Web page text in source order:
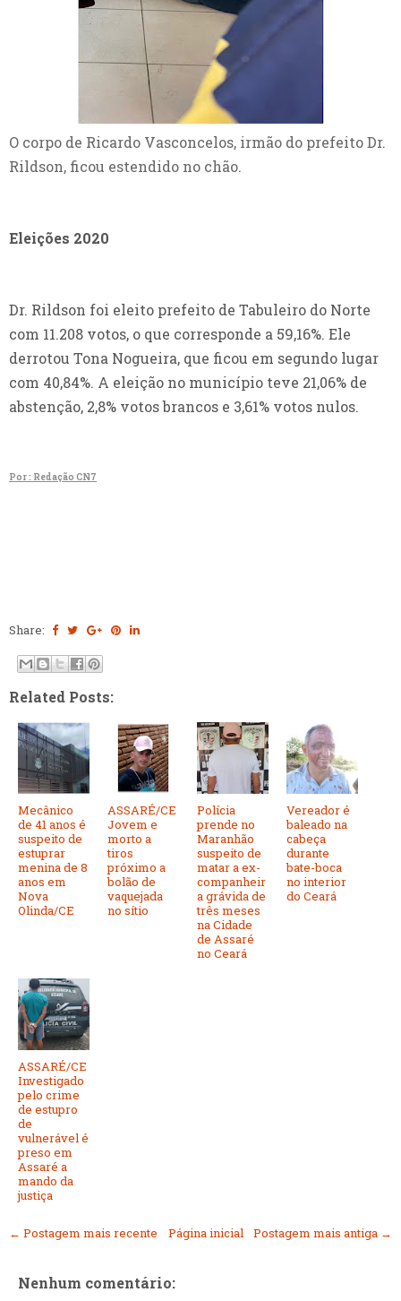
O corpo de Ricardo Vasconcelos, irmão do prefeito Dr.
Rildson, ficou estendido no chão.
Eleições 2020
Dr. Rildson foi eleito prefeito de Tabuleiro do Norte
com 11.208 votos, o que corresponde a 59,16%. Ele
derrotou Tona Nogueira, que ficou em segundo lugar
com 40,84%. A eleição no município teve 21,06% de
abstenção, 2,8% votos brancos e 3,61% votos nulos.
Por : Redação CN7
Share:
Related Posts:
Mecânico
de 41 anos é
suspeito de
estuprar
menina de 8
anos em
Nova
Olinda/CE
ASSARÉ/CE
Jovem e
morto a
tiros
próximo a
bolão de
vaquejada
no sítio
Polícia
prende no
Maranhão
suspeito de
matar a ex-
companheir
a grávida de
três meses
na Cidade
de Assaré
no Ceará
Vereador é
baleado na
cabeça
durante
bate-boca
no interior
do Ceará
ASSARÉ/CE
Investigado
pelo crime
de estupro
de
vulnerável é
preso em
Assaré a
mando da
justiça
← Postagem mais recente Postagem mais antiga →
Página inicial
Nenhum comentário: